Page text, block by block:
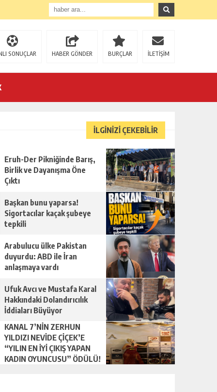
SONUÇLAR HABER GÖNDER BURÇLAR İLETİŞİM
İLGİNİZİ ÇEKEBİLİR
Eruh-Der Pikniğinde Barış,
Birlik ve Dayanışma Öne
Çıktı
Başkan bunu yaparsa!
Sigortacılar kaçak şubeye
tepkili
Arabulucu ülke Pakistan
duyurdu: ABD ile İran
anlaşmaya vardı
Ufuk Avcı ve Mustafa Karal
Hakkındaki Dolandırıcılık
İddiaları Büyüyor
KANAL 7’NİN ZERHUN
YILDIZI NEVİDE ÇİÇEK’E
“YILIN EN İYİ ÇIKIŞ YAPAN
KADIN OYUNCUSU” ÖDÜLÜ!